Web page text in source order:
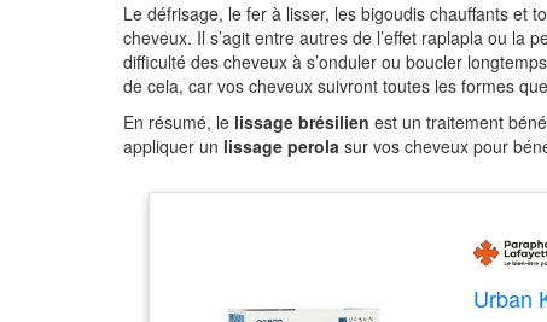
Le défrisage, le fer à lisser, les bigoudis chauffants et
cheveux. Il s’agit entre autres de l’effet raplapla ou
difficulté des cheveux à s’onduler ou boucler
de cela, car vos cheveux suivront toutes les formes
En résumé, le lissage brésilien est un traitement
appliquer un lissage perola sur vos cheveux pour
Urban